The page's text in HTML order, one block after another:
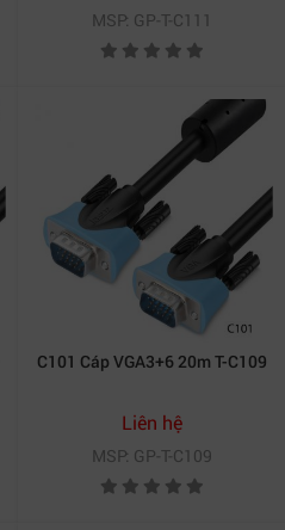
MSP: GP-T-C111
C101 Cáp VGA3+6 20m T-C109
Liên hệ
MSP: GP-T-C109